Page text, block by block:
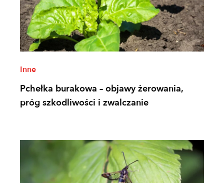
Inne
Pchełka burakowa – objawy żerowania,
próg szkodliwości i zwalczanie